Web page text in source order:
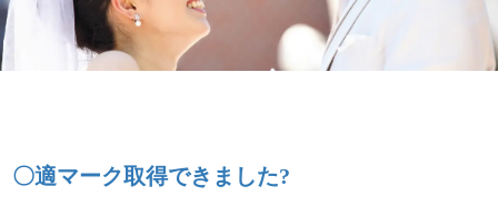
〇適マーク取得できました?